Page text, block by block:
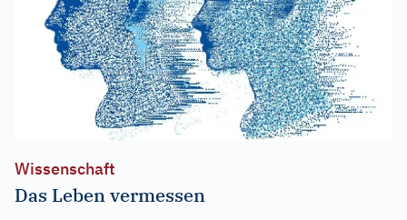
Wissenschaft
Das Leben vermessen